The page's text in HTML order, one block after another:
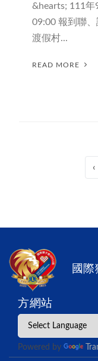
&hearts; 111年
09:00 報到聯
渡假村...
READ MORE
‹
國
方網站
Powered by